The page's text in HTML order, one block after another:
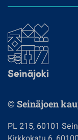
© Seinäjoen
PL 215, 60101